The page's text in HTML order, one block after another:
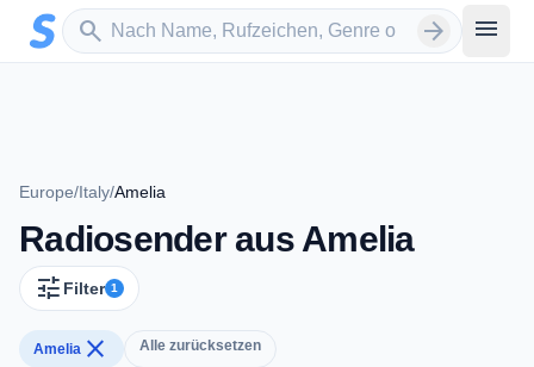
Zum Hauptinhalt springen
search
Sender suchen arrow_forward menu
Europe/Italy/Amelia
Radiosender aus Amelia
tune Filter 1
Amelia close Alle zurücksetzen